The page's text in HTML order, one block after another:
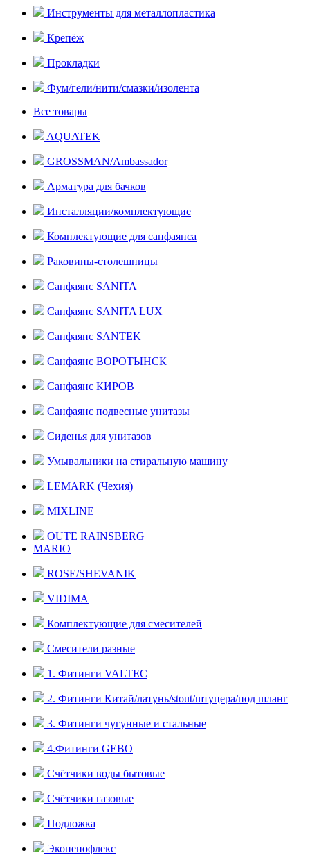
Инструменты для металлопластика
Крепёж
Прокладки
Фум/гели/нити/смазки/изолента
Все товары
AQUATEK
GROSSMAN/Ambassador
Арматура для бачков
Инсталляции/комплектующие
Комплектующие для санфаянса
Раковины-столешницы
Санфаянс SANITA
Санфаянс SANITA LUX
Санфаянс SANTEK
Санфаянс ВОРОТЫНСК
Санфаянс КИРОВ
Санфаянс подвесные унитазы
Сиденья для унитазов
Умывальники на стиральную машину
LEMARK (Чехия)
MIXLINE
OUTE RAINSBERG
MARIO
ROSE/SHEVANIK
VIDIMA
Комплектующие для смесителей
Смесители разные
1. Фитинги VALTEC
2. Фитинги Китай/латунь/stout/штуцера/под шланг
3. Фитинги чугунные и стальные
4.Фитинги GEBO
Счётчики воды бытовые
Счётчики газовые
Подложка
Экопенофлекс